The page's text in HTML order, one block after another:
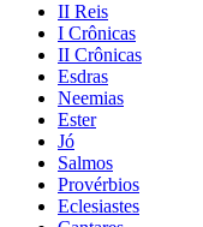
II Reis
I Crônicas
II Crônicas
Esdras
Neemias
Ester
Jó
Salmos
Provérbios
Eclesiastes